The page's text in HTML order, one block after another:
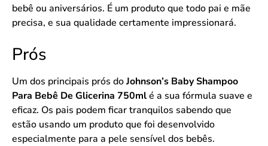
bebê ou aniversários. É um produto que todo pai e mãe
precisa, e sua qualidade certamente impressionará.
Prós
Um dos principais prós doJohnson’s Baby Shampoo
Para Bebê De Glicerina 750mlé a sua fórmula suave e
eficaz. Os pais podem ficar tranquilos sabendo que
estão usando um produto que foi desenvolvido
especialmente para a pele sensível dos bebês.